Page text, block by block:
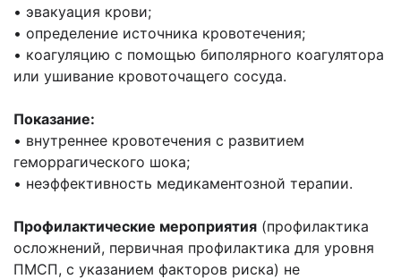
• эвакуация крови;
• определение источника кровотечения;
• коагуляцию с помощью биполярного коагулятора
или ушивание кровоточащего сосуда.
Показание:
• внутреннее кровотечения с развитием
геморрагического шока;
• неэффективность медикаментозной терапии.
Профилактические мероприятия (профилактика
осложнений, первичная профилактика для уровня
ПМСП, с указанием факторов риска) не